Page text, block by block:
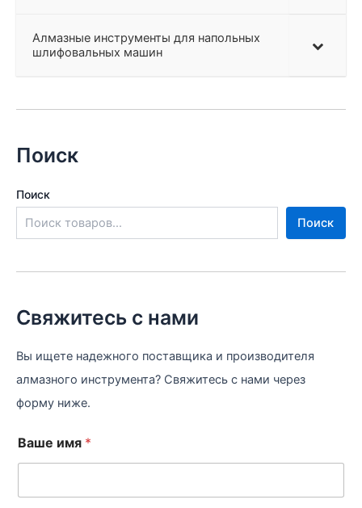
Алмазные инструменты для напольных
шлифовальных машин
Поиск
Поиск
Поиск
Свяжитесь с нами
Вы ищете надежного поставщика и производителя
алмазного инструмента? Свяжитесь с нами через
форму ниже.
Ваше имя *